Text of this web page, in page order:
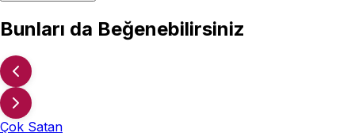
Bunları da Beğenebilirsiniz
Çok Satan